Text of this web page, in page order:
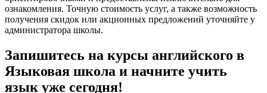
ознакомления. Точную стоимость услуг, а также возможность
получения скидок или акционных предложений уточняйте у
администратора школы.
Запишитесь на курсы английского в
Языковая школа и начните учить
язык уже сегодня!